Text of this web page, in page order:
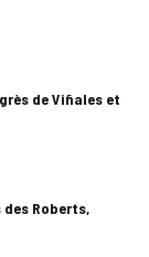
de Viñales et
des Roberts,